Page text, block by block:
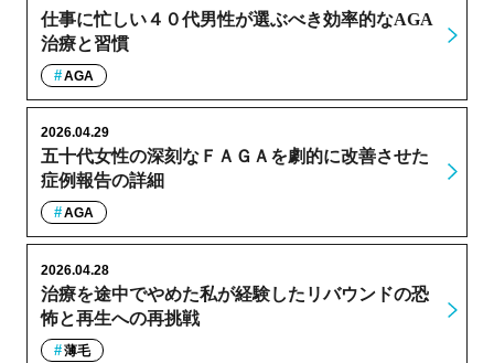
仕事に忙しい４０代男性が選ぶべき効率的なAGA
治療と習慣
AGA
五十代女性の深刻なＦＡＧＡを劇的に改善させた
症例報告の詳細
2026.04.29
AGA
治療を途中でやめた私が経験したリバウンドの恐
怖と再生への再挑戦
2026.04.28
薄毛